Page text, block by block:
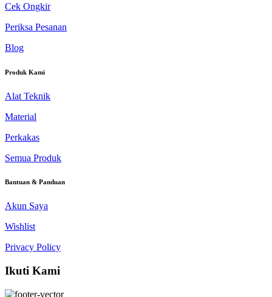
Cek Ongkir
Periksa Pesanan
Blog
Produk Kami
Alat Teknik
Material
Perkakas
Semua Produk
Bantuan & Panduan
Akun Saya
Wishlist
Privacy Policy
Ikuti Kami